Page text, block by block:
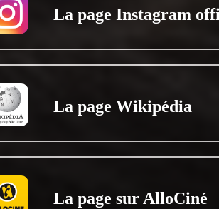
La page Instagram
La page Wikipédia
La page sur AlloCiné